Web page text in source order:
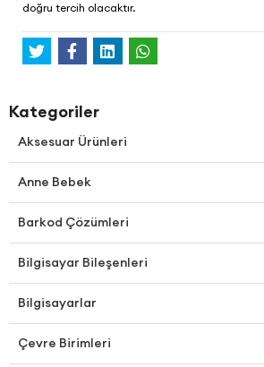
doğru tercih olacaktır.
Kategoriler
Aksesuar Ürünleri
Anne Bebek
Barkod Çözümleri
Bilgisayar Bileşenleri
Bilgisayarlar
Çevre Birimleri